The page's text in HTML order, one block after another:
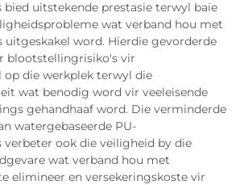
uitstekende prestasie terwyl baie
wat verband hou met
uitgeskakel word. Hierdie gevorderde
blootstellingrisiko's vir
op die werkplek terwyl die
wat benodig word vir veeleisende
gehandhaaf word. Die verminderde
watergebaseerde PU-
ook die veiligheid by die
wat verband hou met
elimineer en versekeringskoste vir